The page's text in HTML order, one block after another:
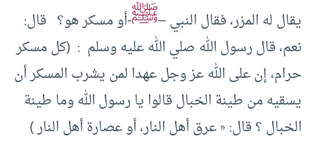
يقال له المزر، فقال النبي –ﷺ-أو مسكر هو؟ قال:
نعم، قال رسول الله صلي الله عليه وسلم : (كل مسكر
حرام، إن على الله عز وجل عهدا لمن يشرب المسكر أن
يسقيه من طينة الخبال قالوا يا رسول الله وما طينة
الخبال ؟ قال: « عرق أهل النار، أو عصارة أهل النار )